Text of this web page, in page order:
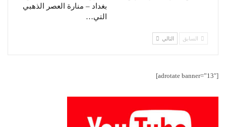
بغداد – منارة العصر الذهبي
التي…
السابق التالي
[adrotate banner=”13″]